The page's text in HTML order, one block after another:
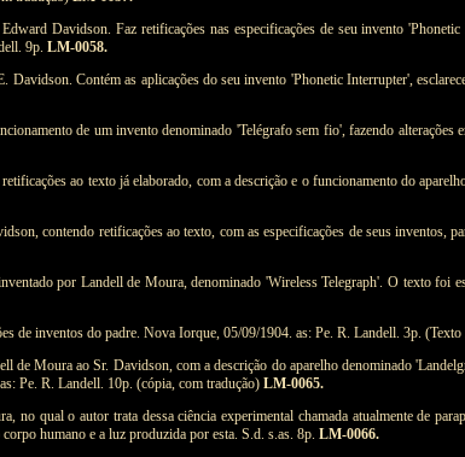
Davidson. Faz retificações nas especificações de seu invento
9p. LM-0058.
Contém as aplicações do seu invento 'Phonetic Interrupter',
de um invento denominado 'Telégrafo sem fio', fazendo
ao texto já elaborado, com a descrição e o funcionamento do
contendo retificações ao texto, com as especificações de seus inventos,
por Landell de Moura, denominado 'Wireless Telegraph'. O texto
de inventos do padre. Nova Iorque, 05/09/1904. as: Pe. R. Landell. 3p.
Moura ao Sr. Davidson, com a descrição do aparelho denominado
Pe. R. Landell. 10p. (cópia, com tradução) LM-0065.
no qual o autor trata dessa ciência experimental chamada atualmente de
humano e a luz produzida por esta. S.d. s.as. 8p. LM-0066.